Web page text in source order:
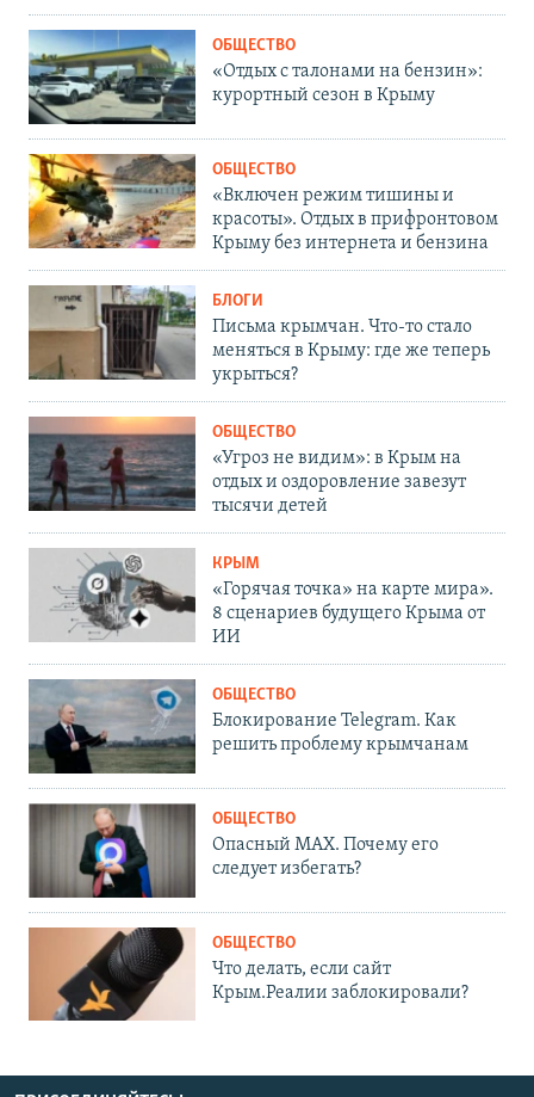
ОБЩЕСТВО
«Отдых с талонами на бензин»:
курортный сезон в Крыму
ОБЩЕСТВО
«Включен режим тишины и
красоты». Отдых в прифронтовом
Крыму без интернета и бензина
БЛОГИ
Письма крымчан. Что-то стало
меняться в Крыму: где же теперь
укрыться?
ОБЩЕСТВО
«Угроз не видим»: в Крым на
отдых и оздоровление завезут
тысячи детей
КРЫМ
«Горячая точка» на карте мира».
8 сценариев будущего Крыма от
ИИ
ОБЩЕСТВО
Блокирование Telegram. Как
решить проблему крымчанам
ОБЩЕСТВО
Опасный MAX. Почему его
следует избегать?
ОБЩЕСТВО
Что делать, если сайт
Крым.Реалии заблокировали?